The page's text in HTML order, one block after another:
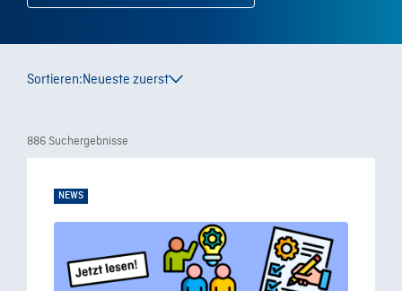
Sortieren:Neueste zuerst
886 Suchergebnisse
NEWS